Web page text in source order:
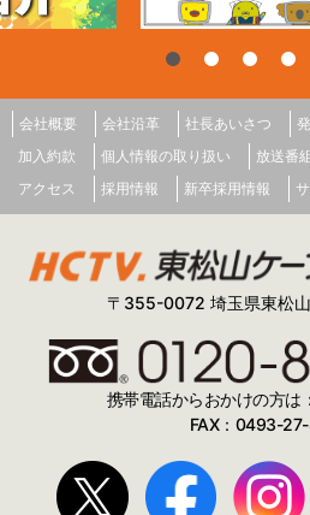
会社概要 会社沿革 社長あいさつ
加入約款
個人情報の取り扱い 放送番
アクセス
採用情報 新卒採用情報
〒355-0072 埼玉県東松
携帯電話からおかけの方
FAX：0493-